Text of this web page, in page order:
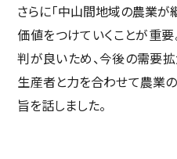
さらに「中山間地域の農業が
価値をつけていくことが重
判が良いため、今後の需要拡
生産者と力を合わせて農業
旨を話しました。